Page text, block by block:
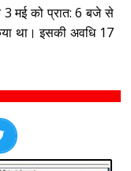
3 मई को प्रात: 6 बजे से
था। इसकी अवधि 17